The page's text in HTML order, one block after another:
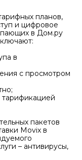
планов,
и цифровое
в Дом.ру
в
с просмотром
пакетов
Movix в
– антивирусы,